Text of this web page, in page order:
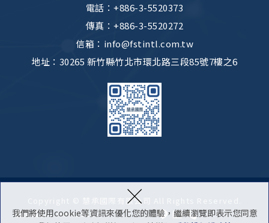
我們將使用cookie等資訊來優化您的體驗，繼續瀏覽即表示您同意
×
電話：+886-3-5520373
傳真：+886-3-5520272
信箱： info@fstintl.com.tw
地址： 30265 新竹縣竹北市環北路三段85號7樓之6
Copyright © 慧承國際有限公司 All Rights Reserved.
網頁設計：Newscan